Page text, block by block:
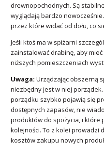
drewnopochodnych. Są
wyglądają bardzo
przez które widać od dołu, co
Jeśli ktoś ma w spiżarni
zainstalować drabinę, aby
niższych pomieszczeniach
Uwaga:Urządzając obszerną
niezbędny jest w niej
porządku szybko pojawią się
dostępnych zapasów, nie
produktów do spożycia, i które
kolejności. To z kolei prowadzi
kosztów zakupu nowych